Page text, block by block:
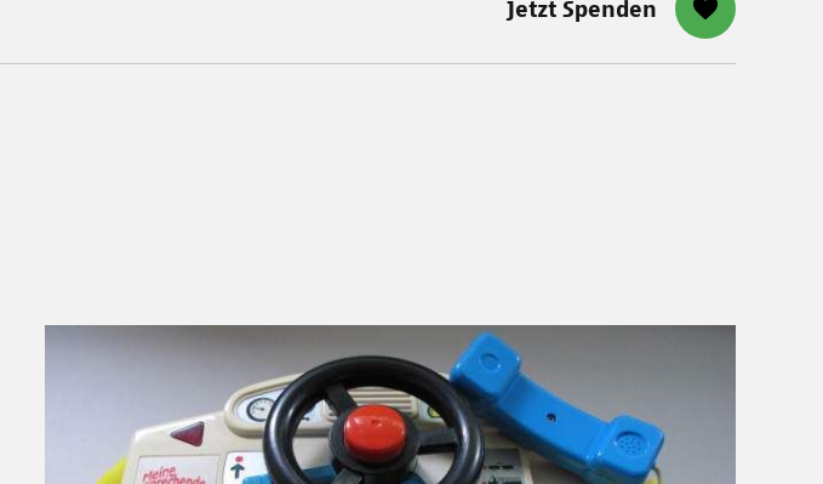
Jetzt Spenden